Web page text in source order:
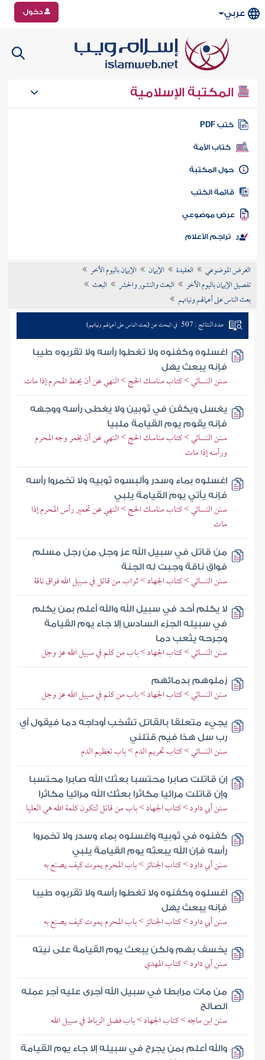
عربي دخول
المكتبة الإسلامية
كتب PDF
كتاب الأمة
المكتبة
الكتب
موضوعي
تراجم الأعلام
العرض الموضوعي العقيدة الإيمان
الإيمان باليوم الآخر
تفصيل الإيمان باليوم الآخر
البعث والنشور والحشر
البعث
بعث الناس على أعمالهم ونياتهم
عدد النتائج : 507 في البحث عن (بعث الناس على أعمالهم ونياتهم)
اغسلوه وكفنوه ولا تغطوا رأسه ولا تقربوه طيبا
فإنه يبعث يهل
سنن النسائي > كتاب مناسك الحج > النهي عن أن يحنط المحرم إذا مات
يغسل ويكفن في ثوبين ولا يغطى رأسه ووجهه
فإنه يقوم يوم القيامة ملبيا
سنن النسائي > كتاب مناسك الحج > النهي عن أن يخمر وجه المحرم
ورأسه إذا مات
اغسلوه بماء وسدر وألبسوه ثوبيه ولا تخمروا رأسه
فإنه يأتي يوم القيامة يلبي
سنن النسائي > كتاب مناسك الحج > النهي عن تخمير رأس المحرم إذا
مات
من قاتل في سبيل الله عز وجل من رجل مسلم
فواق ناقة وجبت له الجنة
سنن النسائي > كتاب الجهاد > ثواب من قاتل في سبيل الله فواق ناقة
لا يكلم أحد في سبيل الله والله أعلم بمن يكلم
في سبيله الجزء السادس إلا جاء يوم القيامة
وجرحه يثعب دما
سنن النسائي > كتاب الجهاد > باب من كلم في سبيل الله عز وجل
زملوهم بدمائهم
سنن النسائي > كتاب الجهاد > باب من كلم في سبيل الله عز وجل
يجيء متعلقا بالقاتل تشخب أوداجه دما فيقول أي
رب سل هذا فيم قتلني
سنن النسائي > كتاب تحريم الدم > باب تعظيم الدم
إن قاتلت صابرا محتسبا بعثك الله صابرا محتسبا
وإن قاتلت مرائيا مكاثرا بعثك الله مرائيا مكاثرا
سنن أبي داود > كتاب الجهاد > باب من قاتل لتكون كلمة الله هي العليا
كفنوه في ثوبيه واغسلوه بماء وسدر ولا تخمروا
رأسه فإن الله يبعثه يوم القيامة يلبي
سنن أبي داود > كتاب الجنائز > باب المحرم يموت كيف يصنع به
اغسلوه وكفنوه ولا تغطوا رأسه ولا تقربوه طيبا
فإنه يبعث يهل
سنن أبي داود > كتاب الجنائز > باب المحرم يموت كيف يصنع به
يخسف بهم ولكن يبعث يوم القيامة على نيته
سنن أبي داود > كتاب المهدي
من مات مرابطا في سبيل الله أجرى عليه أجر عمله
الصالح
سنن ابن ماجه > كتاب الجهاد > باب فضل الرباط في سبيل الله
والله أعلم بمن يجرح في سبيله إلا جاء يوم القيامة